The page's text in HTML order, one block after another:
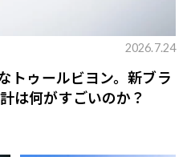
2026.7.24
トゥールビヨン。新ブラ
は何がすごいのか？